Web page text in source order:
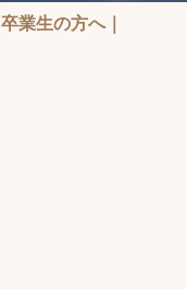
卒業生の方へ｜